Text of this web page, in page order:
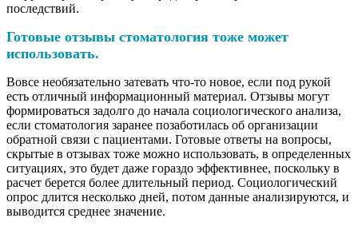
последствий.
Готовые отзывы стоматология тоже может
использовать.
Вовсе необязательно затевать что-то новое, если под рукой
есть отличный информационный материал. Отзывы могут
формироваться задолго до начала социологического анализа,
если стоматология заранее позаботилась об организации
обратной связи с пациентами. Готовые ответы на вопросы,
скрытые в отзывах тоже можно использовать, в определенных
ситуациях, это будет даже гораздо эффективнее, поскольку в
расчет берется более длительный период. Социологический
опрос длится несколько дней, потом данные анализируются, и
выводится среднее значение.